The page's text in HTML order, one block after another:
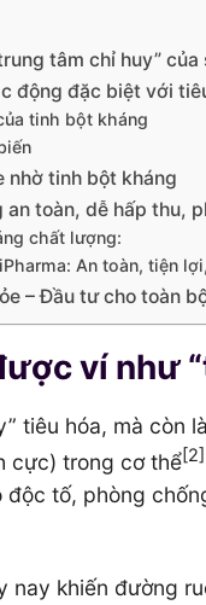
tâm chỉ huy” của
động đặc biệt với
tinh bột kháng
nhờ tinh bột kháng
toàn, dễ hấp thu,
chất lượng:
An toàn, tiện
– Đầu tư cho toàn
ví như
tiêu hóa, mà còn
cực) trong cơ thể[2]
tố, phòng
nay khiến đường